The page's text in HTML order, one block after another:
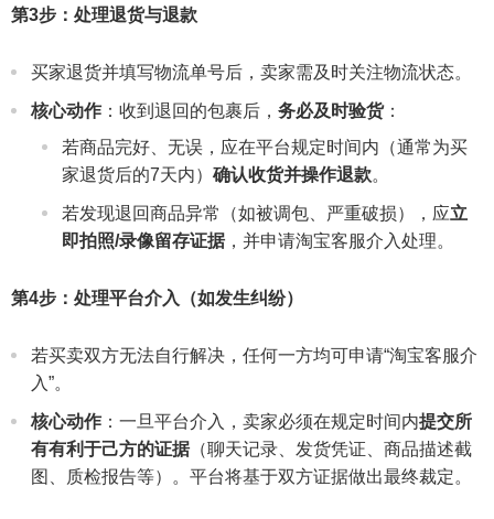
第3步：处理退货与退款
买家退货并填写物流单号后，卖家需及时关注物流状态。
核心动作 ：收到退回的包裹后， 务必及时验货：
若商品完好、无误，应在平台规定时间内（通常为买
家退货后的7天内） 确认收货并操作退款。
若发现退回商品异常（如被调包、严重破损），应立
即拍照/录像留存证据，并申请淘宝客服介入处理。
第4步：处理平台介入（如发生纠纷）
若买卖双方无法自行解决，任何一方均可申请“淘宝客服介
入”。
核心动作 ：一旦平台介入，卖家必须在规定时间内提交所
有有利于己方的证据（聊天记录、发货凭证、商品描述截
图、质检报告等）。平台将基于双方证据做出最终裁定。